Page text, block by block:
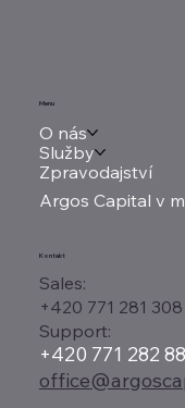
Menu
O nás
Služby
Zpravodajství
Argos Capital v
Kontakt
Sales:
+420 771 281 308
Support:
+420 771 282